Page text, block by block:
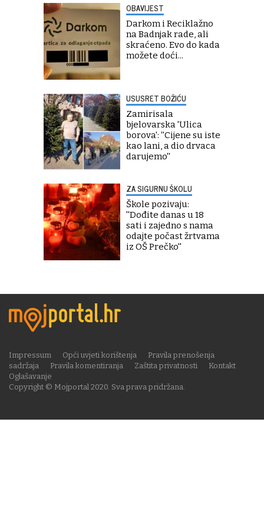
OBAVIJEST
Darkom i Reciklažno
na Badnjak rade, ali
skraćeno. Evo do kada
možete doći...
USUSRET BOŽIĆU
Zamirisala
bjelovarska 'Ulica
borova': ''Cijene su iste
kao lani, a dio drvaca
darujemo''
ZA SIGURNU ŠKOLU
Škole pozivaju:
''Dođite danas u 18
sati i zajedno s nama
odajte počast žrtvama
iz OŠ Prečko''
Copyright © Mojportal 2020. Sva prava pridržana.
Impressum Opći uvjeti korištenja
Pravila prenošenja
sadržaja
Pravila komentiranja Zaštita privatnosti
Kontakt
Oglašavanje